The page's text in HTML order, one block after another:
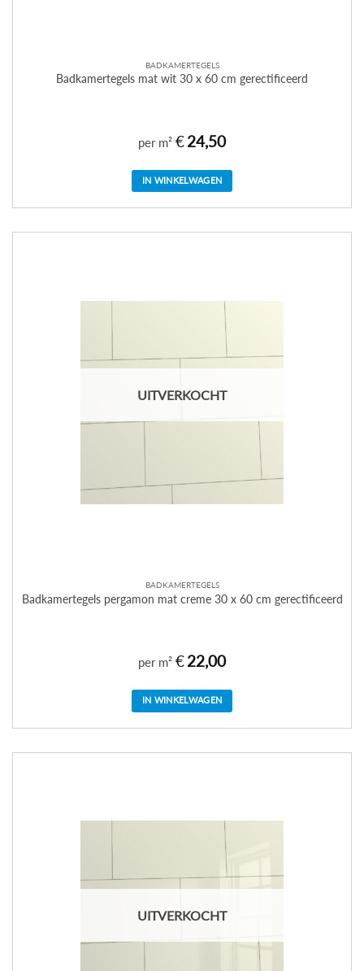
BADKAMERTEGELS
Badkamertegels mat wit 30 x 60 cm gerectificeerd
per m² €24,50
IN WINKELWAGEN
UITVERKOCHT
BADKAMERTEGELS
Badkamertegels pergamon mat creme 30 x 60 cm gerectificeerd
per m² €22,00
IN WINKELWAGEN
UITVERKOCHT